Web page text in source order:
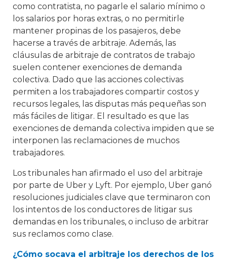
como contratista, no pagarle el salario mínimo o
los salarios por horas extras, o no permitirle
mantener propinas de los pasajeros, debe
hacerse a través de arbitraje. Además, las
cláusulas de arbitraje de contratos de trabajo
suelen contener exenciones de demanda
colectiva. Dado que las acciones colectivas
permiten a los trabajadores compartir costos y
recursos legales, las disputas más pequeñas son
más fáciles de litigar. El resultado es que las
exenciones de demanda colectiva impiden que se
interponen las reclamaciones de muchos
trabajadores.
Los tribunales han afirmado el uso del arbitraje
por parte de Uber y Lyft. Por ejemplo, Uber ganó
resoluciones judiciales clave que terminaron con
los intentos de los conductores de litigar sus
demandas en los tribunales, o incluso de arbitrar
sus reclamos como clase.
¿Cómo socava el arbitraje los derechos de los